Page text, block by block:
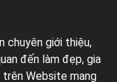
chuyên giới thiệu,
đến làm đẹp, gia
trên Website mang